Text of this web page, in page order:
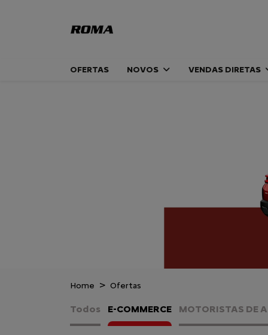
OFERTAS NOVOS VENDAS DIRETAS
Home Ofertas
Todos E-COMMERCE MOTORISTAS DE